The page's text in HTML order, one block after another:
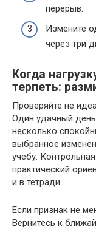
перерыв.
Измените
через три
Когда
терпеть:
Проверяйте не
Один удачный
несколько
выбранное
учебу.
практический
и в тетради.
Если признак не
Вернитесь к